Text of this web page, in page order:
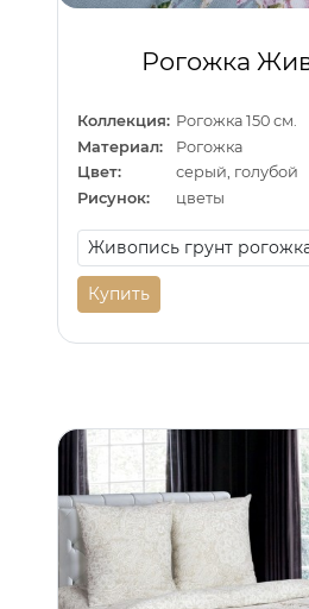
Рогожка
Коллекция: Рогожка 150 см.
Материал:
Рогожка
Цвет:
серый, голубой
Рисунок:
цветы
Купить